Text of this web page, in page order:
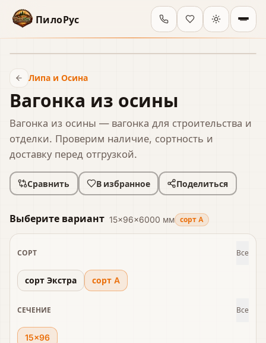
ПилоРус
Липа и Осина
Вагонка из осины
Вагонка из осины — вагонка для строительства и
отделки. Проверим наличие, сортность и
доставку перед отгрузкой.
Сравнить В избранное Поделиться
Выберите вариант 15×96×6000 мм сорт A
СОРТ Все
сорт Экстра сорт A
СЕЧЕНИЕ Все
15×96